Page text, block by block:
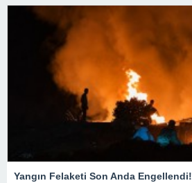
Yangın Felaketi Son Anda Engellendi!